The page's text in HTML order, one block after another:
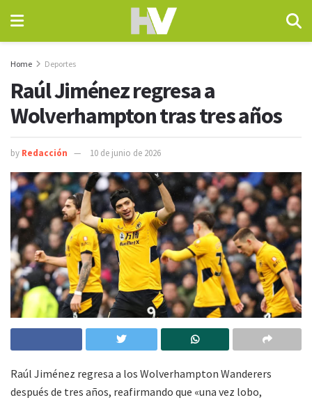
Home Deportes
Raúl Jiménez regresa a
Wolverhampton tras tres años
by Redacción 10 de junio de 2026
Raúl Jiménez regresa a los Wolverhampton Wanderers
después de tres años, reafirmando que «una vez lobo,